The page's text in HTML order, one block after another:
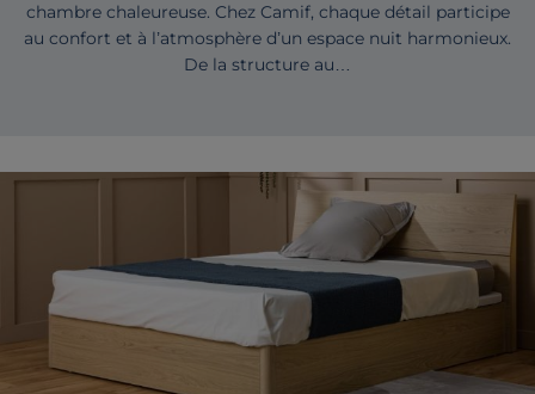
chambre chaleureuse. Chez Camif, chaque détail participe
au confort et à l’atmosphère d’un espace nuit harmonieux.
De la structure au…